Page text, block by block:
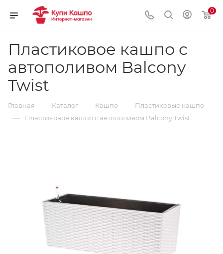
0
Пластиковое кашпо с
автополивом Balcony
Twist
Главная — Каталог — Кашпо — Пластиковые кашпо
— Пластиковое кашпо с автополивом Balcony Twist